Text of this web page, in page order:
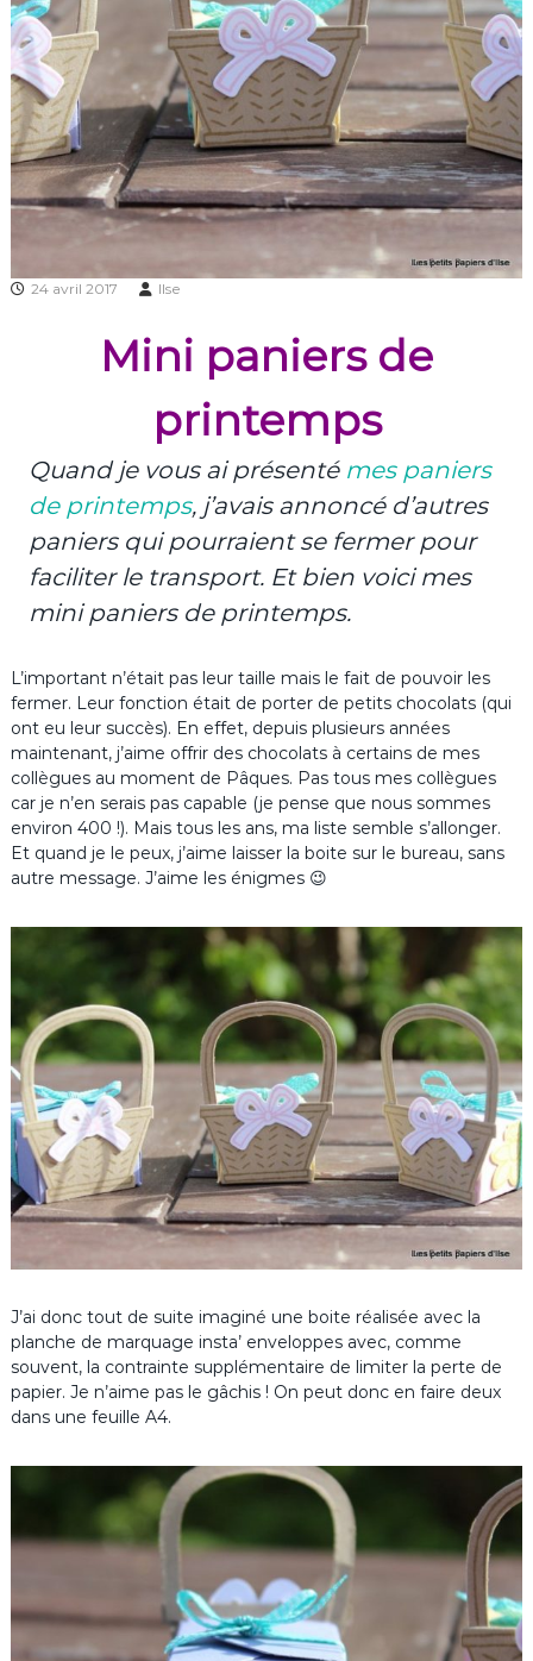
24 avril 2017 Ilse
Mini paniers de
printemps
Quand je vous ai présenté mes paniers
de printemps, j’avais annoncé d’autres
paniers qui pourraient se fermer pour
faciliter le transport. Et bien voici mes
mini paniers de printemps.
L’important n’était pas leur taille mais le fait de pouvoir les
fermer. Leur fonction était de porter de petits chocolats (qui
ont eu leur succès). En effet, depuis plusieurs années
maintenant, j’aime offrir des chocolats à certains de mes
collègues au moment de Pâques. Pas tous mes collègues
car je n’en serais pas capable (je pense que nous sommes
environ 400 !). Mais tous les ans, ma liste semble s’allonger.
Et quand je le peux, j’aime laisser la boite sur le bureau, sans
autre message. J’aime les énigmes 😉
J’ai donc tout de suite imaginé une boite réalisée avec la
planche de marquage insta’ enveloppes avec, comme
souvent, la contrainte supplémentaire de limiter la perte de
papier. Je n’aime pas le gâchis ! On peut donc en faire deux
dans une feuille A4.